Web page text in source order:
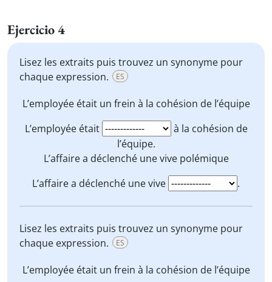
Ejercicio 4
Lisez les extraits puis trouvez un synonyme pour
chaque expression.
ES
L’employée était un frein à la cohésion de l’équipe
L’employée était
à la cohésion de
l’équipe.
L’affaire a déclenché une vivepolémique
L’affaire a déclenché une vive
.
Lisez les extraits puis trouvez un synonyme pour
chaque expression.
ES
L’employée était un frein à la cohésion de l’équipe